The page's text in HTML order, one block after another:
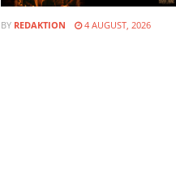
BY REDAKTION 4 AUGUST, 2026